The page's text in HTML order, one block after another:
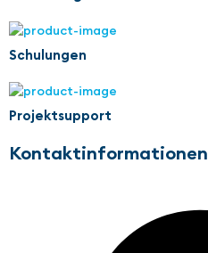
Schulungen
Projektsupport
Kontaktinformationen